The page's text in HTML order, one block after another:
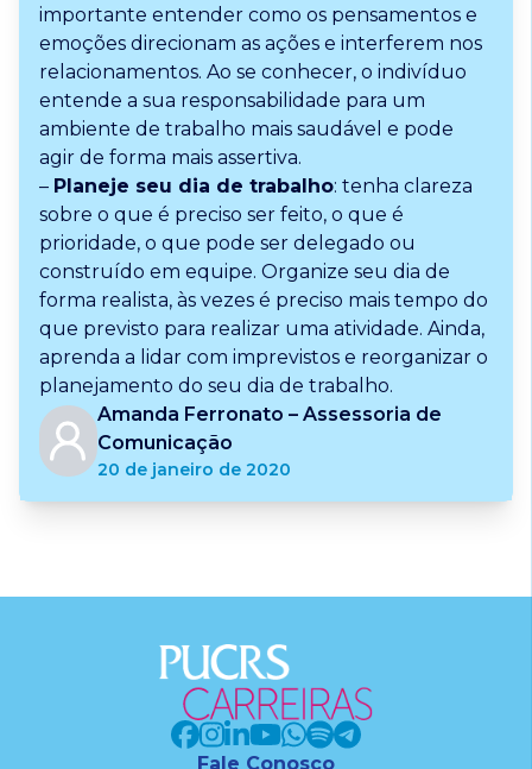
importante entender como os pensamentos e
emoções direcionam as ações e interferem nos
relacionamentos. Ao se conhecer, o indivíduo
entende a sua responsabilidade para um
ambiente de trabalho mais saudável e pode
agir de forma mais assertiva.
– Planeje seu dia de trabalho: tenha clareza
sobre o que é preciso ser feito, o que é
prioridade, o que pode ser delegado ou
construído em equipe. Organize seu dia de
forma realista, às vezes é preciso mais tempo do
que previsto para realizar uma atividade. Ainda,
aprenda a lidar com imprevistos e reorganizar o
planejamento do seu dia de trabalho.
Amanda Ferronato – Assessoria de
Comunicação
20 de janeiro de 2020
Fale Conosco